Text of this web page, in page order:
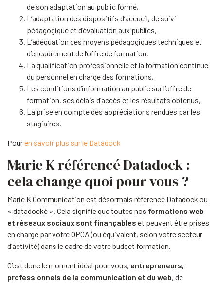
de son adaptation au public formé,
L’adaptation des dispositifs d’accueil, de suivi
pédagogique et d’évaluation aux publics,
L’adéquation des moyens pédagogiques techniques et
d’encadrement de l’offre de formation,
La qualification professionnelle et la formation continue
du personnel en charge des formations,
Les conditions d’information au public sur l’offre de
formation, ses délais d’accès et les résultats obtenus,
La prise en compte des appréciations rendues par les
stagiaires.
Pouren savoir plus sur le Datadock
Marie K référencé Datadock :
cela change quoi pour vous ?
Marie K Communication est désormais référencé Datadock ou
« datadocké ». Cela signifie que toutes nos formations web
et réseaux sociaux sont finançables et peuvent être prises
en charge par votre OPCA (ou équivalent, selon votre secteur
d’activité) dans le cadre de votre budget formation.
C’est donc le moment idéal pour vous, entrepreneurs,
professionnels de la communication et du web, de